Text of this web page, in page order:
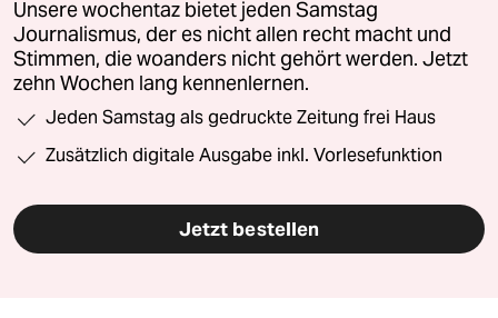
Unsere wochentaz bietet jeden Samstag
Journalismus, der es nicht allen recht macht und
Stimmen, die woanders nicht gehört werden. Jetzt
zehn Wochen lang kennenlernen.
Jeden Samstag als gedruckte Zeitung frei Haus
Zusätzlich digitale Ausgabe inkl. Vorlesefunktion
Jetzt bestellen